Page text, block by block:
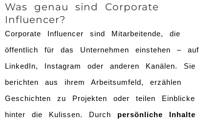
Was genau sind Corporate
Influencer?
Corporate Influencer sind Mitarbeitende, die
öffentlich für das Unternehmen einstehen – auf
LinkedIn, Instagram oder anderen Kanälen. Sie
berichten aus ihrem Arbeitsumfeld, erzählen
Geschichten zu Projekten oder teilen Einblicke
hinter die Kulissen. Durch persönliche Inhalte